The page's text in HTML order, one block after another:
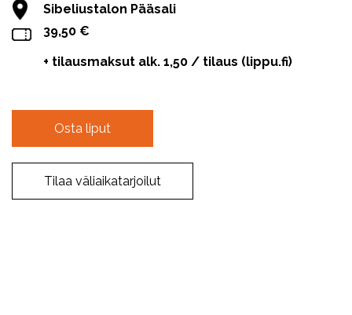
Sibeliustalon Pääsali
39,50 €
+ tilausmaksut alk. 1,50 / tilaus (lippu.fi)
Osta liput
Tilaa väliaikatarjoilut